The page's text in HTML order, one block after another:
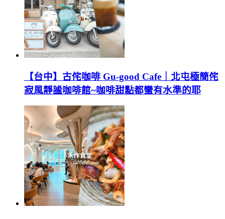
【台中】古侘咖啡 Gu-good Cafe｜北屯極簡侘
寂風靜謐咖啡館~咖啡甜點都蠻有水準的耶